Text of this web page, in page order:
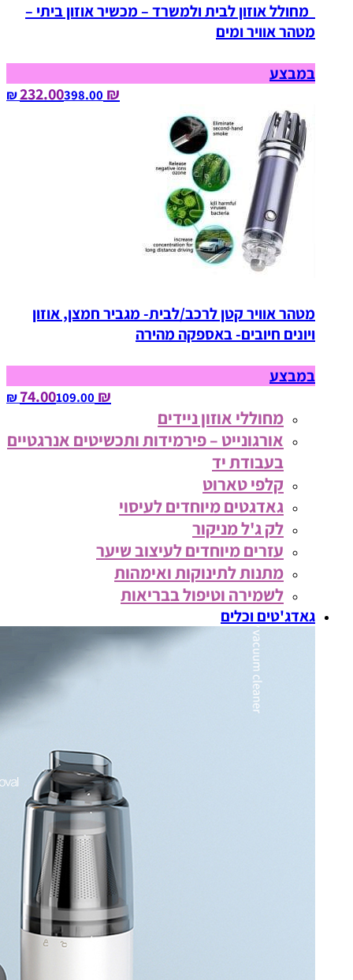
מחולל אוזון לבית ולמשרד – מכשיר אוזון ביתי –
מטהר אוויר ומים
במבצע
₪ 232.00
398.00‏ ₪
מטהר אוויר קטן לרכב/לבית- מגביר חמצן, אוזון
ויונים חיובים- באספקה מהירה
במבצע
₪ 74.00
109.00‏ ₪
מחוללי אוזון ניידים
אורגונייט – פירמידות ותכשיטים אנרגטיים
בעבודת יד
קלפי טארוט
גאדגטים מיוחדים לעיסוי
לק ג'ל מניקור
עזרים מיוחדים לעיצוב שיער
מתנות לתינוקות ואימהות
לשמירה וטיפול בבריאות
גאדג'טים וכלים